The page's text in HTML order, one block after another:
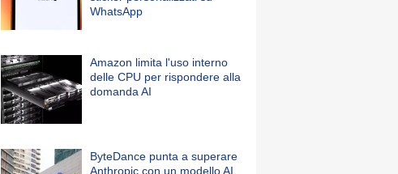
WhatsApp
Amazon limita l'uso interno
delle CPU per rispondere alla
domanda AI
ByteDance punta a superare
Anthropic con un modello AI